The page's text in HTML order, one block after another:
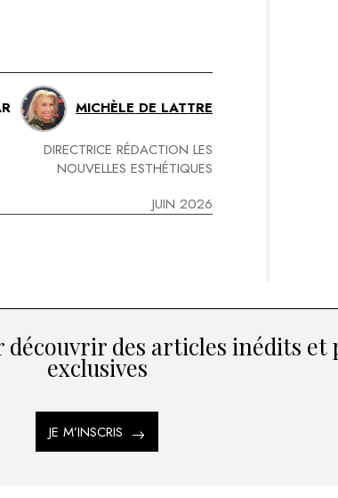
MICHÈLE DE LATTRE
DIRECTRICE RÉDACTION LES
NOUVELLES ESTHÉTIQUES
JUIN 2026
des articles inédits
exclusives
JE M’INSCRIS